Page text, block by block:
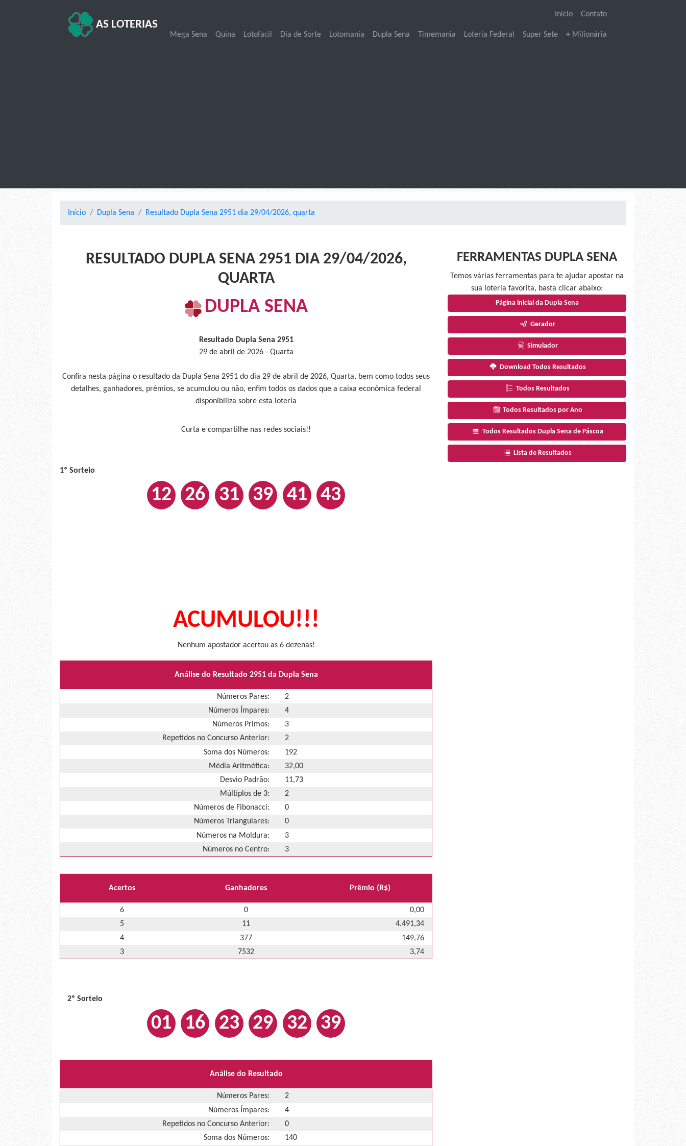
AS LOTERIAS
Inicio Contato
Mega Sena Quina Lotofacil Dia de Sorte Lotomania Dupla Sena Timemania Loteria Federal Super Sete + Milionária
Início Dupla Sena Resultado Dupla Sena 2951 dia 29/04/2026, quarta
RESULTADO DUPLA SENA 2951 DIA 29/04/2026,
QUARTA
DUPLA SENA
Resultado Dupla Sena 2951
29 de abril de 2026 - Quarta
Confira nesta página o resultado da Dupla Sena 2951 do dia 29 de abril de 2026, Quarta, bem como todos seus
detalhes, ganhadores, prêmios, se acumulou ou não, enfim todos os dados que a caixa econômica federal
disponibiliza sobre esta loteria
Curta e compartilhe nas redes sociais!!
1º Sorteio
12 26 31 39 41 43
ACUMULOU!!!
Nenhum apostador acertou as 6 dezenas!
Análise do Resultado 2951 da Dupla Sena
Números Pares:
2
Números Ímpares:
4
Números Primos:
3
Repetidos no Concurso Anterior:
2
Soma dos Números:
192
Média Aritmética:
32,00
Desvio Padrão:
11,73
Múltiplos de 3:
2
Números de Fibonacci:
0
Números Triangulares:
0
Números na Moldura:
3
Números no Centro:
3
Acertos Ganhadores Prêmio (R$)
6 0
0,00
5
11
4.491,34
4
377
149,76
3
7532 3,74
2º Sorteio
01 16 23 29 32 39
Análise do Resultado
Números Pares:
2
Números Ímpares:
4
Repetidos no Concurso Anterior:
0
Soma dos Números:
140
FERRAMENTAS DUPLA SENA
Temos várias ferramentas para te ajudar apostar na
sua loteria favorita, basta clicar abaixo:
Página inicial da Dupla Sena
Gerador
Simulador
Download Todos Resultados
Todos Resultados
Todos Resultados por Ano
Todos Resultados Dupla Sena de Páscoa
Lista de Resultados